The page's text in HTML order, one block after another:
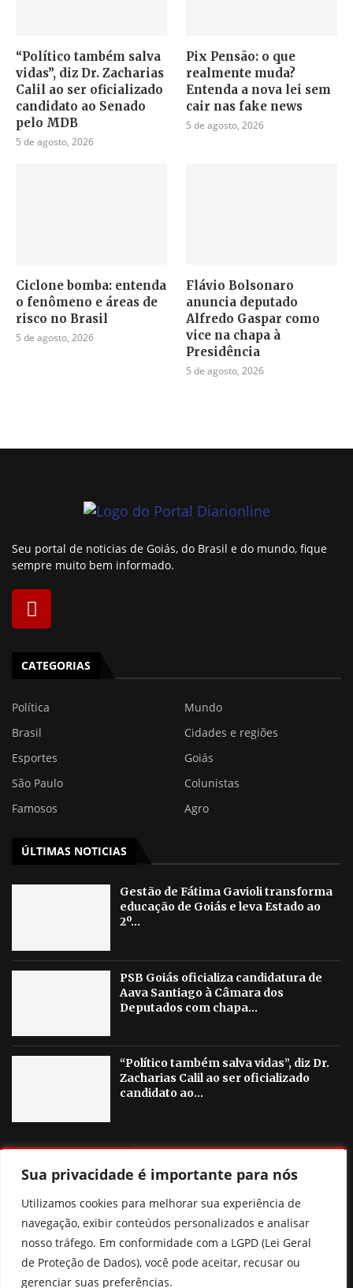
Sua privacidade é importante para nós
Utilizamos cookies para melhorar sua experiência de
navegação, exibir conteúdos personalizados e analisar
nosso tráfego. Em conformidade com a LGPD (Lei Geral
de Proteção de Dados), você pode aceitar, recusar ou
gerenciar suas preferências.
“Político também salva
vidas”, diz Dr. Zacharias
Calil ao ser oficializado
candidato ao Senado
pelo MDB
5 de agosto, 2026
Pix Pensão: o que
realmente muda?
Entenda a nova lei sem
cair nas fake news
5 de agosto, 2026
Ciclone bomba: entenda
o fenômeno e áreas de
risco no Brasil
5 de agosto, 2026
Flávio Bolsonaro
anuncia deputado
Alfredo Gaspar como
vice na chapa à
Presidência
5 de agosto, 2026
Seu portal de noticias de Goiás, do Brasil e do mundo, fique
sempre muito bem informado.
CATEGORIAS
Política
Mundo
Brasil
Cidades e regiões
Esportes
Goiás
São Paulo
Colunistas
Famosos
Agro
ÚLTIMAS NOTICIAS
Gestão de Fátima Gavioli transforma
educação de Goiás e leva Estado ao
2º...
PSB Goiás oficializa candidatura de
Aava Santiago à Câmara dos
Deputados com chapa...
“Político também salva vidas”, diz Dr.
Zacharias Calil ao ser oficializado
candidato ao...
Pix Pensão: o que realmente muda? Entenda a nova lei
sem cair nas fake news
Ciclone bomba: entenda o fenômeno e áreas de risco no
Brasil